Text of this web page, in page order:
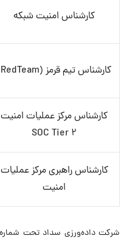
کارشناس امنیت شبکه
کارشناس تیم قرمز (RedTeam)
کارشناس مرکز عملیات امنیت
SOC Tier 2
کارشناس راهبری مرکز عملیات
امنیت